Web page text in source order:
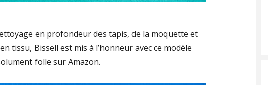
en profondeur des tapis, de la moquette et
tissu, Bissell est mis à l’honneur avec ce modèle
folle sur Amazon.